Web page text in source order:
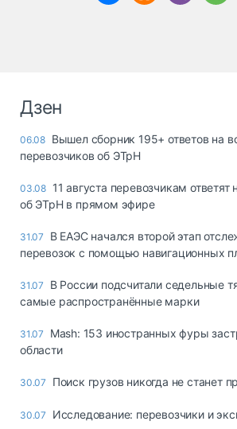
Дзен
06.08 Вышел сборник 195+ ответов на
перевозчиков об ЭТрН
03.08 11 августа перевозчикам ответят
об ЭТрН в прямом эфире
31.07
В ЕАЭС начался второй этап
перевозок с помощью навигационных
31.07
В России подсчитали седельные
самые распространённые марки
31.07
Mash: 153 иностранных фуры
области
30.07 Поиск грузов никогда не станет
30.07
Исследование: перевозчики и